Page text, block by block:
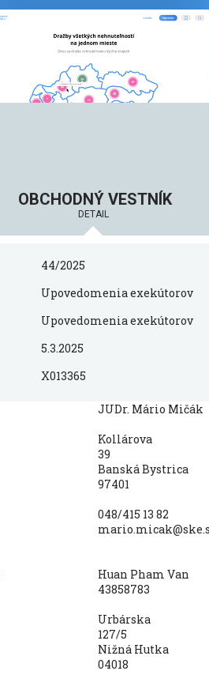
OBCHODNÝ VESTNÍK
DETAIL
44/2025
Upovedomenia exekútorov
Upovedomenia exekútorov
5.3.2025
X013365
JUDr. Mário Mičák
Kollárova
39
Banská Bystrica
97401
048/415 13 82
Huan Pham Van
43858783
Urbárska
127/5
Nižná Hutka
04018